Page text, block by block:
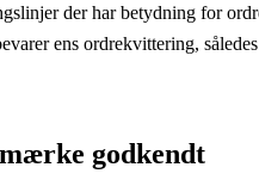
der har betydning for
ens ordrekvittering,
godkendt